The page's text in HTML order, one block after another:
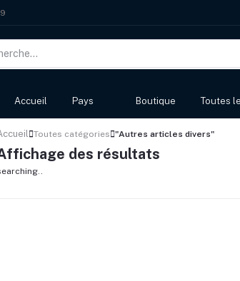
Accueil Pays Boutique Toutes
Toutes catégories "Autres articles divers"
des résultats